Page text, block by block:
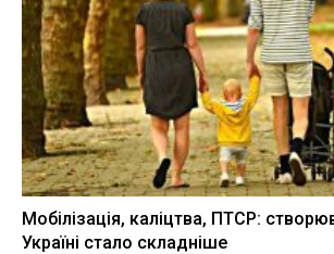
Мобілізація, каліцтва, ПТСР:
Україні стало складніше